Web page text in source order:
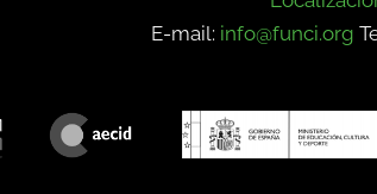
E-mail: info@funci.org